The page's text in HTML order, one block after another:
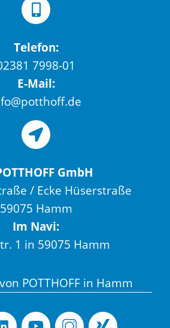
Telefon:
7998-01
E-Mail:
GmbH
/ Ecke Hüserstraße
59075 Hamm
Im Navi:
1 in 59075 Hamm